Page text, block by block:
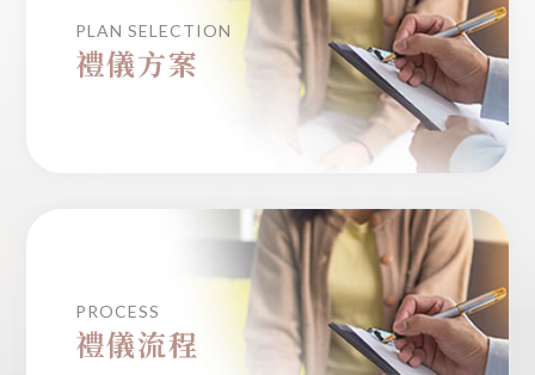
PLAN SELECTION
禮儀方案
PROCESS
禮儀流程